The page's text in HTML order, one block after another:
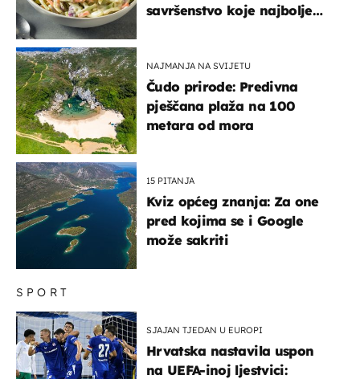
SPORT
SJAJAN TJEDAN U EUROPI
Hrvatska nastavila uspon
na UEFA-inoj ljestvici:
savršenstvo koje najbolje
NAJMANJA NA SVIJETU
Čudo prirode: Predivna
pješčana plaža na 100
metara od mora
15 PITANJA
Kviz općeg znanja: Za one
pred kojima se i Google
može sakriti